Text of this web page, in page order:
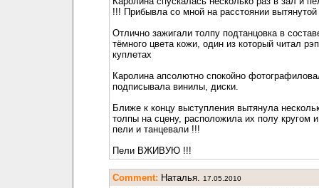
!!! Прибывла со мной на расстоянии вытянутой
Отлично зажигали толпу подтанцовка в
тёмного цвета кожи, один из который читал
куплетах
Каролина апсолютно спокойно
подписывала винилы, диски.
Ближе к концу выступления вытянула
толпы на сцену, расположила их полу кругом
пели и танцевали !!!
Пели ВЖИВУЮ !!!
Comment: Наталья. 17.05.2010